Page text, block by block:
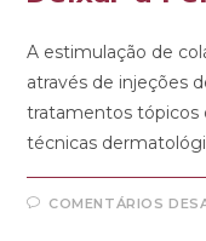
A estimulação de
através de injeções
tratamentos tópicos
técnicas
COMENTÁRIOS